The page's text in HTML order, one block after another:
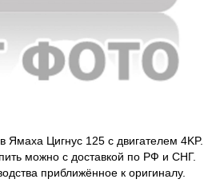
Ямаха Цигнус 125 с двигателем 4KP.
можно с доставкой по РФ и СНГ.
приближённое к оригиналу.